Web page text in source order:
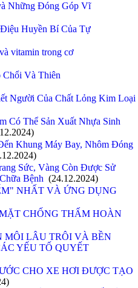
Những Đóng Góp Vĩ
Huyền Bí Của Tự
vitamin trong cơ
Chổi Và Thiên
Người Của Chất Lỏng Kim Loại
Có Thể Sản Xuất Nhựa Sinh
Khung Máy Bay, Nhôm Đóng
Sức, Vàng Còn Được Sử
Bệnh (24.12.2024)
NHẤT VÀ ỨNG DỤNG
CHỐNG THẤM HOÀN
MÔI LÂU TRÔI VÀ BỀN
YẾU TỐ QUYẾT
CHO XE HƠI ĐƯỢC TẠO